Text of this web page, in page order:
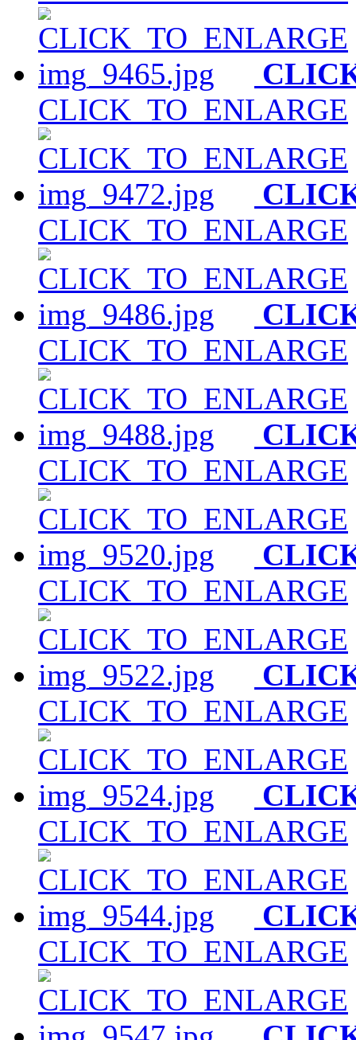
CLICK_TO_ENLARGE
CLICK_TO_ENLARGE
CLICK_TO_ENLARGE
CLICK_TO_ENLARGE
CLICK_TO_ENLARGE
CLICK_TO_ENLARGE
CLICK_TO_ENLARGE
CLICK_TO_ENLARGE